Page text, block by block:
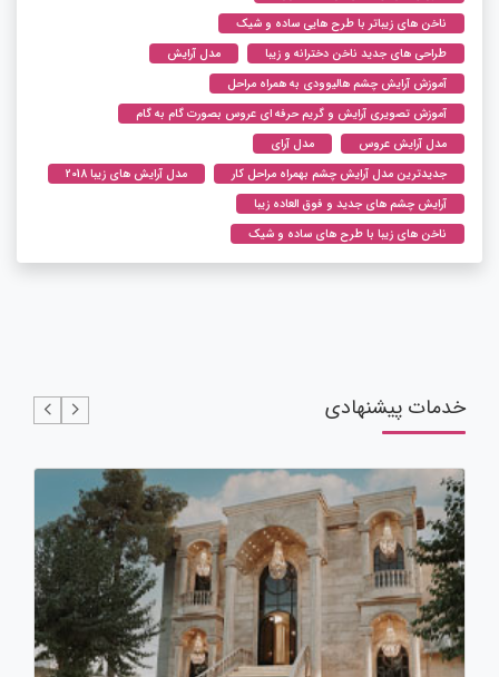
ناخن های زیباتر با طرح هایی ساده و شیک
طراحی های جدید ناخن دخترانه و زیبا
مدل آرایش
آموزش آرایش چشم هالیوودی به همراه مراحل
آموزش تصویری آرایش و گریم حرفه ای عروس بصورت گام به گام
مدل آرایش عروس
مدل آرای
جدیدترین مدل آرایش چشم بهمراه مراحل کار
مدل آرایش های زیبا 2018
آرایش چشم های جدید و فوق العاده زیبا
ناخن های زیبا با طرح های ساده و شیک
خدمات پیشنهادی